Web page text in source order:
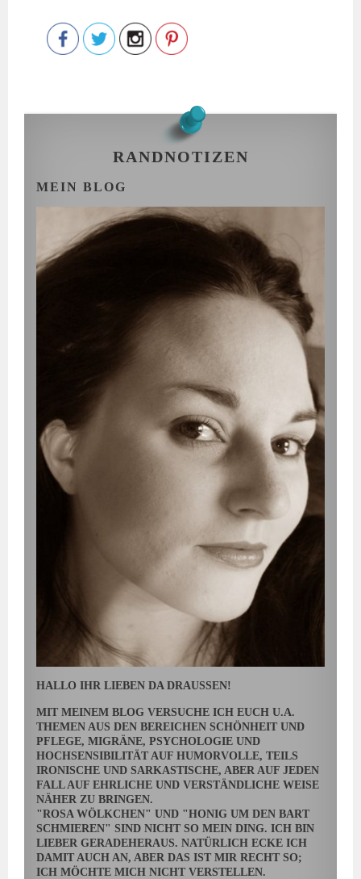
RANDNOTIZEN
MEIN BLOG
HALLO IHR LIEBEN DA DRAUSSEN!
MIT MEINEM BLOG VERSUCHE ICH EUCH U.A.
THEMEN AUS DEN BEREICHEN SCHÖNHEIT UND
PFLEGE, MIGRÄNE, PSYCHOLOGIE UND
HOCHSENSIBILITÄT AUF HUMORVOLLE, TEILS
IRONISCHE UND SARKASTISCHE, ABER AUF JEDEN
FALL AUF EHRLICHE UND VERSTÄNDLICHE WEISE
NÄHER ZU BRINGEN.
"ROSA WÖLKCHEN" UND "HONIG UM DEN BART
SCHMIEREN" SIND NICHT SO MEIN DING. ICH BIN
LIEBER GERADEHERAUS. NATÜRLICH ECKE ICH
DAMIT AUCH AN, ABER DAS IST MIR RECHT SO;
ICH MÖCHTE MICH NICHT VERSTELLEN.